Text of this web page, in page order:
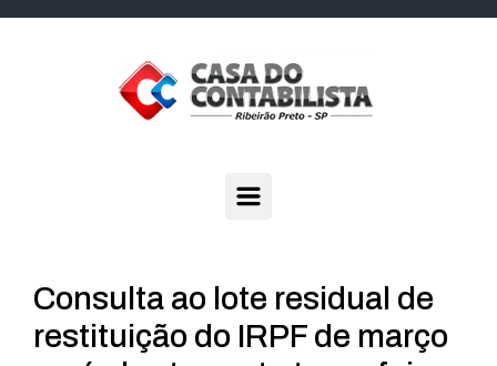
Consulta ao lote residual de
restituição do IRPF de março